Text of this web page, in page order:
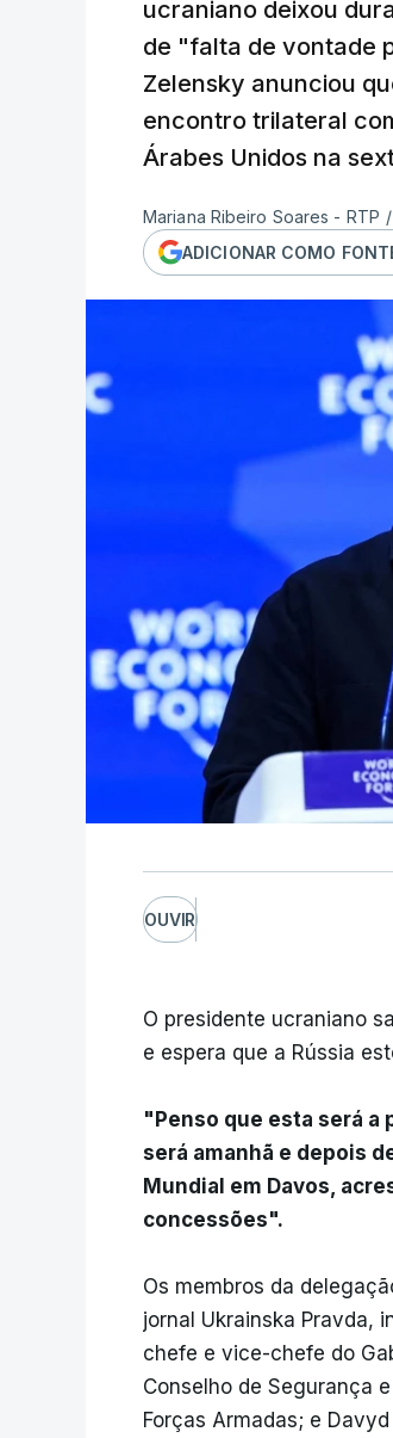
ucraniano deixou
de "falta de vontade
Zelensky anunciou
encontro trilateral
Árabes Unidos na
Mariana Ribeiro Soares - RTP /
ADICIONAR COMO
OUVIR
O presidente ucraniano
e espera que a Rússia
"Penso que esta será a
será amanhã e depois
Mundial em Davos,
concessões".
Os membros da
jornal Ukrainska Pravda,
chefe e vice-chefe do
Conselho de Segurança
Forças Armadas; e